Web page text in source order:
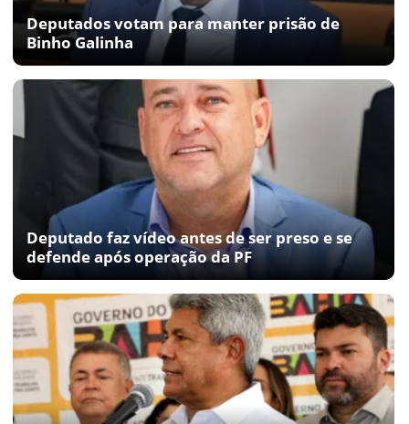
Deputados votam para manter prisão de
Binho Galinha
Deputado faz vídeo antes de ser preso e se
defende após operação da PF